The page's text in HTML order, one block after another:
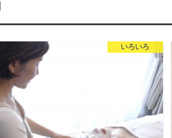
いろいろ